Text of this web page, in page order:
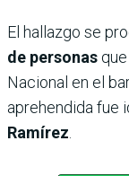
El hallazgo se
de personas
Nacional en el
aprehendida fue
Ramírez